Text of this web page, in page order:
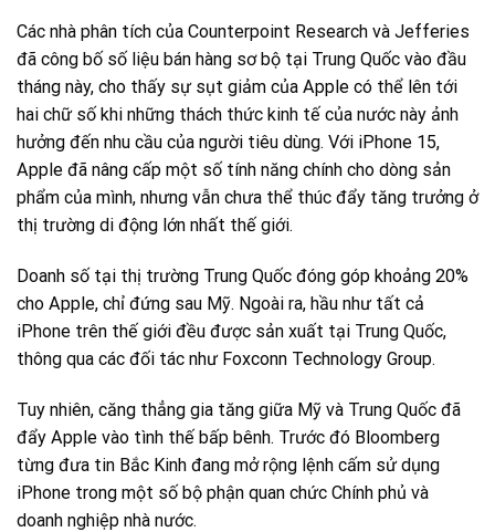
Các nhà phân tích của Counterpoint Research và Jefferies
đã công bố số liệu bán hàng sơ bộ tại Trung Quốc vào đầu
tháng này, cho thấy sự sụt giảm của Apple có thể lên tới
hai chữ số khi những thách thức kinh tế của nước này ảnh
hưởng đến nhu cầu của người tiêu dùng. Với iPhone 15,
Apple đã nâng cấp một số tính năng chính cho dòng sản
phẩm của mình, nhưng vẫn chưa thể thúc đẩy tăng trưởng ở
thị trường di động lớn nhất thế giới.
Doanh số tại thị trường Trung Quốc đóng góp khoảng 20%
cho Apple, chỉ đứng sau Mỹ. Ngoài ra, hầu như tất cả
iPhone trên thế giới đều được sản xuất tại Trung Quốc,
thông qua các đối tác như Foxconn Technology Group.
Tuy nhiên, căng thẳng gia tăng giữa Mỹ và Trung Quốc đã
đẩy Apple vào tình thế bấp bênh. Trước đó Bloomberg
từng đưa tin Bắc Kinh đang mở rộng lệnh cấm sử dụng
iPhone trong một số bộ phận quan chức Chính phủ và
doanh nghiệp nhà nước.